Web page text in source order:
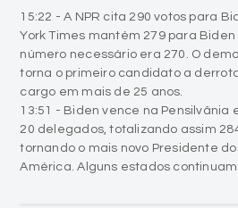
15:22 - A NPR cita 290 votos para
York Times mantém 279 para Biden
número necessário era 270. O
torna o primeiro candidato a
cargo em mais de 25 anos.
13:51 - Biden vence na Pensilvânia
20 delegados, totalizando assim
tornando o mais novo Presidente
América. Alguns estados